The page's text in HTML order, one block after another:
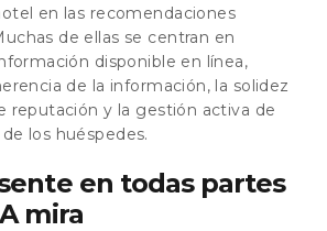
en las recomendaciones
de ellas se centran en
disponible en línea,
de la información, la solidez
reputación y la gestión activa de
los huéspedes.
en todas partes
mira